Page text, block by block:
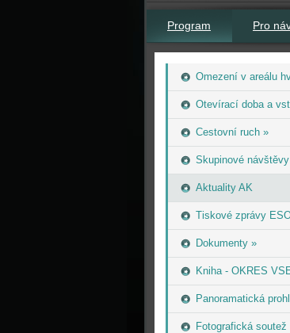
Program Pro
Omezení v areálu
Otevírací doba a
Cestovní ruch »
Skupinové návštěvy
Aktuality AK
Tiskové zprávy
Dokumenty »
Kniha - OKRES
Panoramatická
Fotografická soutež